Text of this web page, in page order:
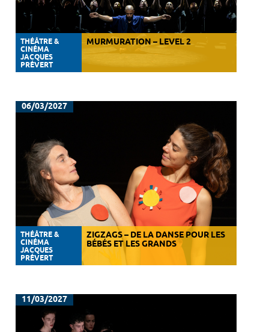
THÉÂTRE &
CINÉMA
JACQUES
PRÉVERT
MURMURATION – LEVEL 2
06/03/2027
THÉÂTRE &
CINÉMA
JACQUES
PRÉVERT
ZIGZAGS – DE LA DANSE POUR LES
BÉBÉS ET LES GRANDS
11/03/2027